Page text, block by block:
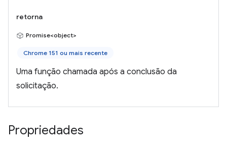
retorna
Promise<object>
Chrome 151 ou mais recente
Uma função chamada após a conclusão da
solicitação.
Propriedades